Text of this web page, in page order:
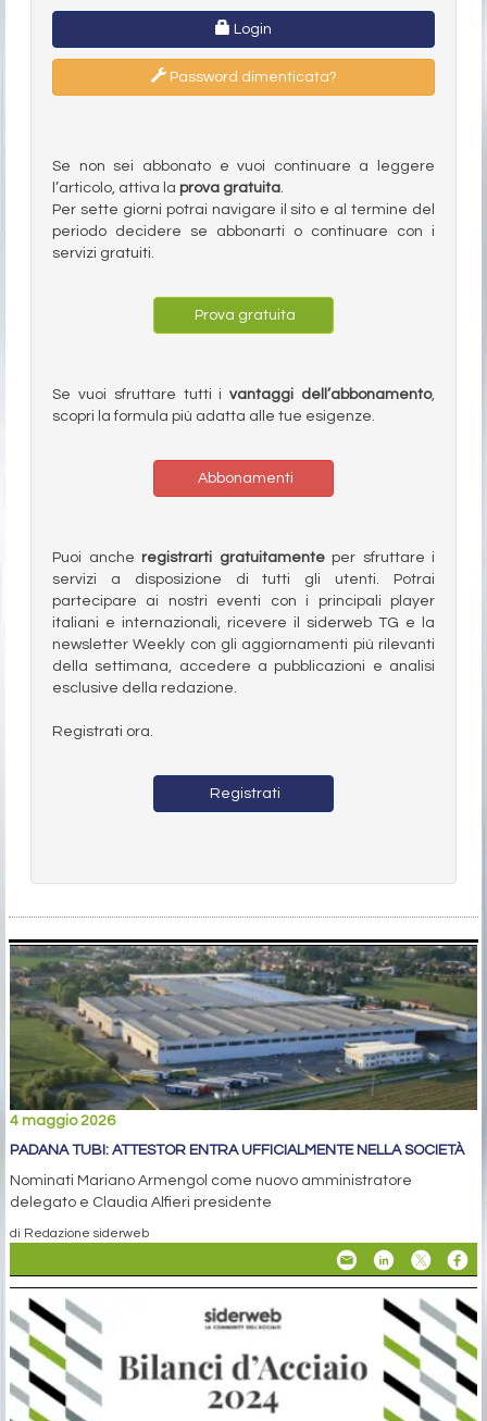
Login
Password dimenticata?
Se non sei abbonato e vuoi continuare a leggere
l’articolo, attiva la prova gratuita.
Per sette giorni potrai navigare il sito e al termine del
periodo decidere se abbonarti o continuare con i
servizi gratuiti.
Prova gratuita
Se vuoi sfruttare tutti ivantaggi dell’abbonamento,
scopri la formula più adatta alle tue esigenze.
Abbonamenti
Puoi anche registrarti gratuitamenteper sfruttare i
servizi a disposizione di tutti gli utenti. Potrai
partecipare ai nostri eventi con i principali player
italiani e internazionali, ricevere il siderweb TG e la
newsletter Weekly con gli aggiornamenti più rilevanti
della settimana, accedere a pubblicazioni e analisi
esclusive della redazione.
Registrati ora.
Registrati
4 maggio 2026
PADANA TUBI: ATTESTOR ENTRA UFFICIALMENTE NELLA SOCIETÀ
Nominati Mariano Armengol come nuovo amministratore
delegato e Claudia Alfieri presidente
di Redazione siderweb